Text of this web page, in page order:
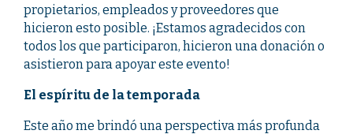
propietarios, empleados y proveedores que
hicieron esto posible. ¡Estamos agradecidos con
todos los que participaron, hicieron una donación o
asistieron para apoyar este evento!
El espíritu de la temporada
Este año me brindó una perspectiva más profunda